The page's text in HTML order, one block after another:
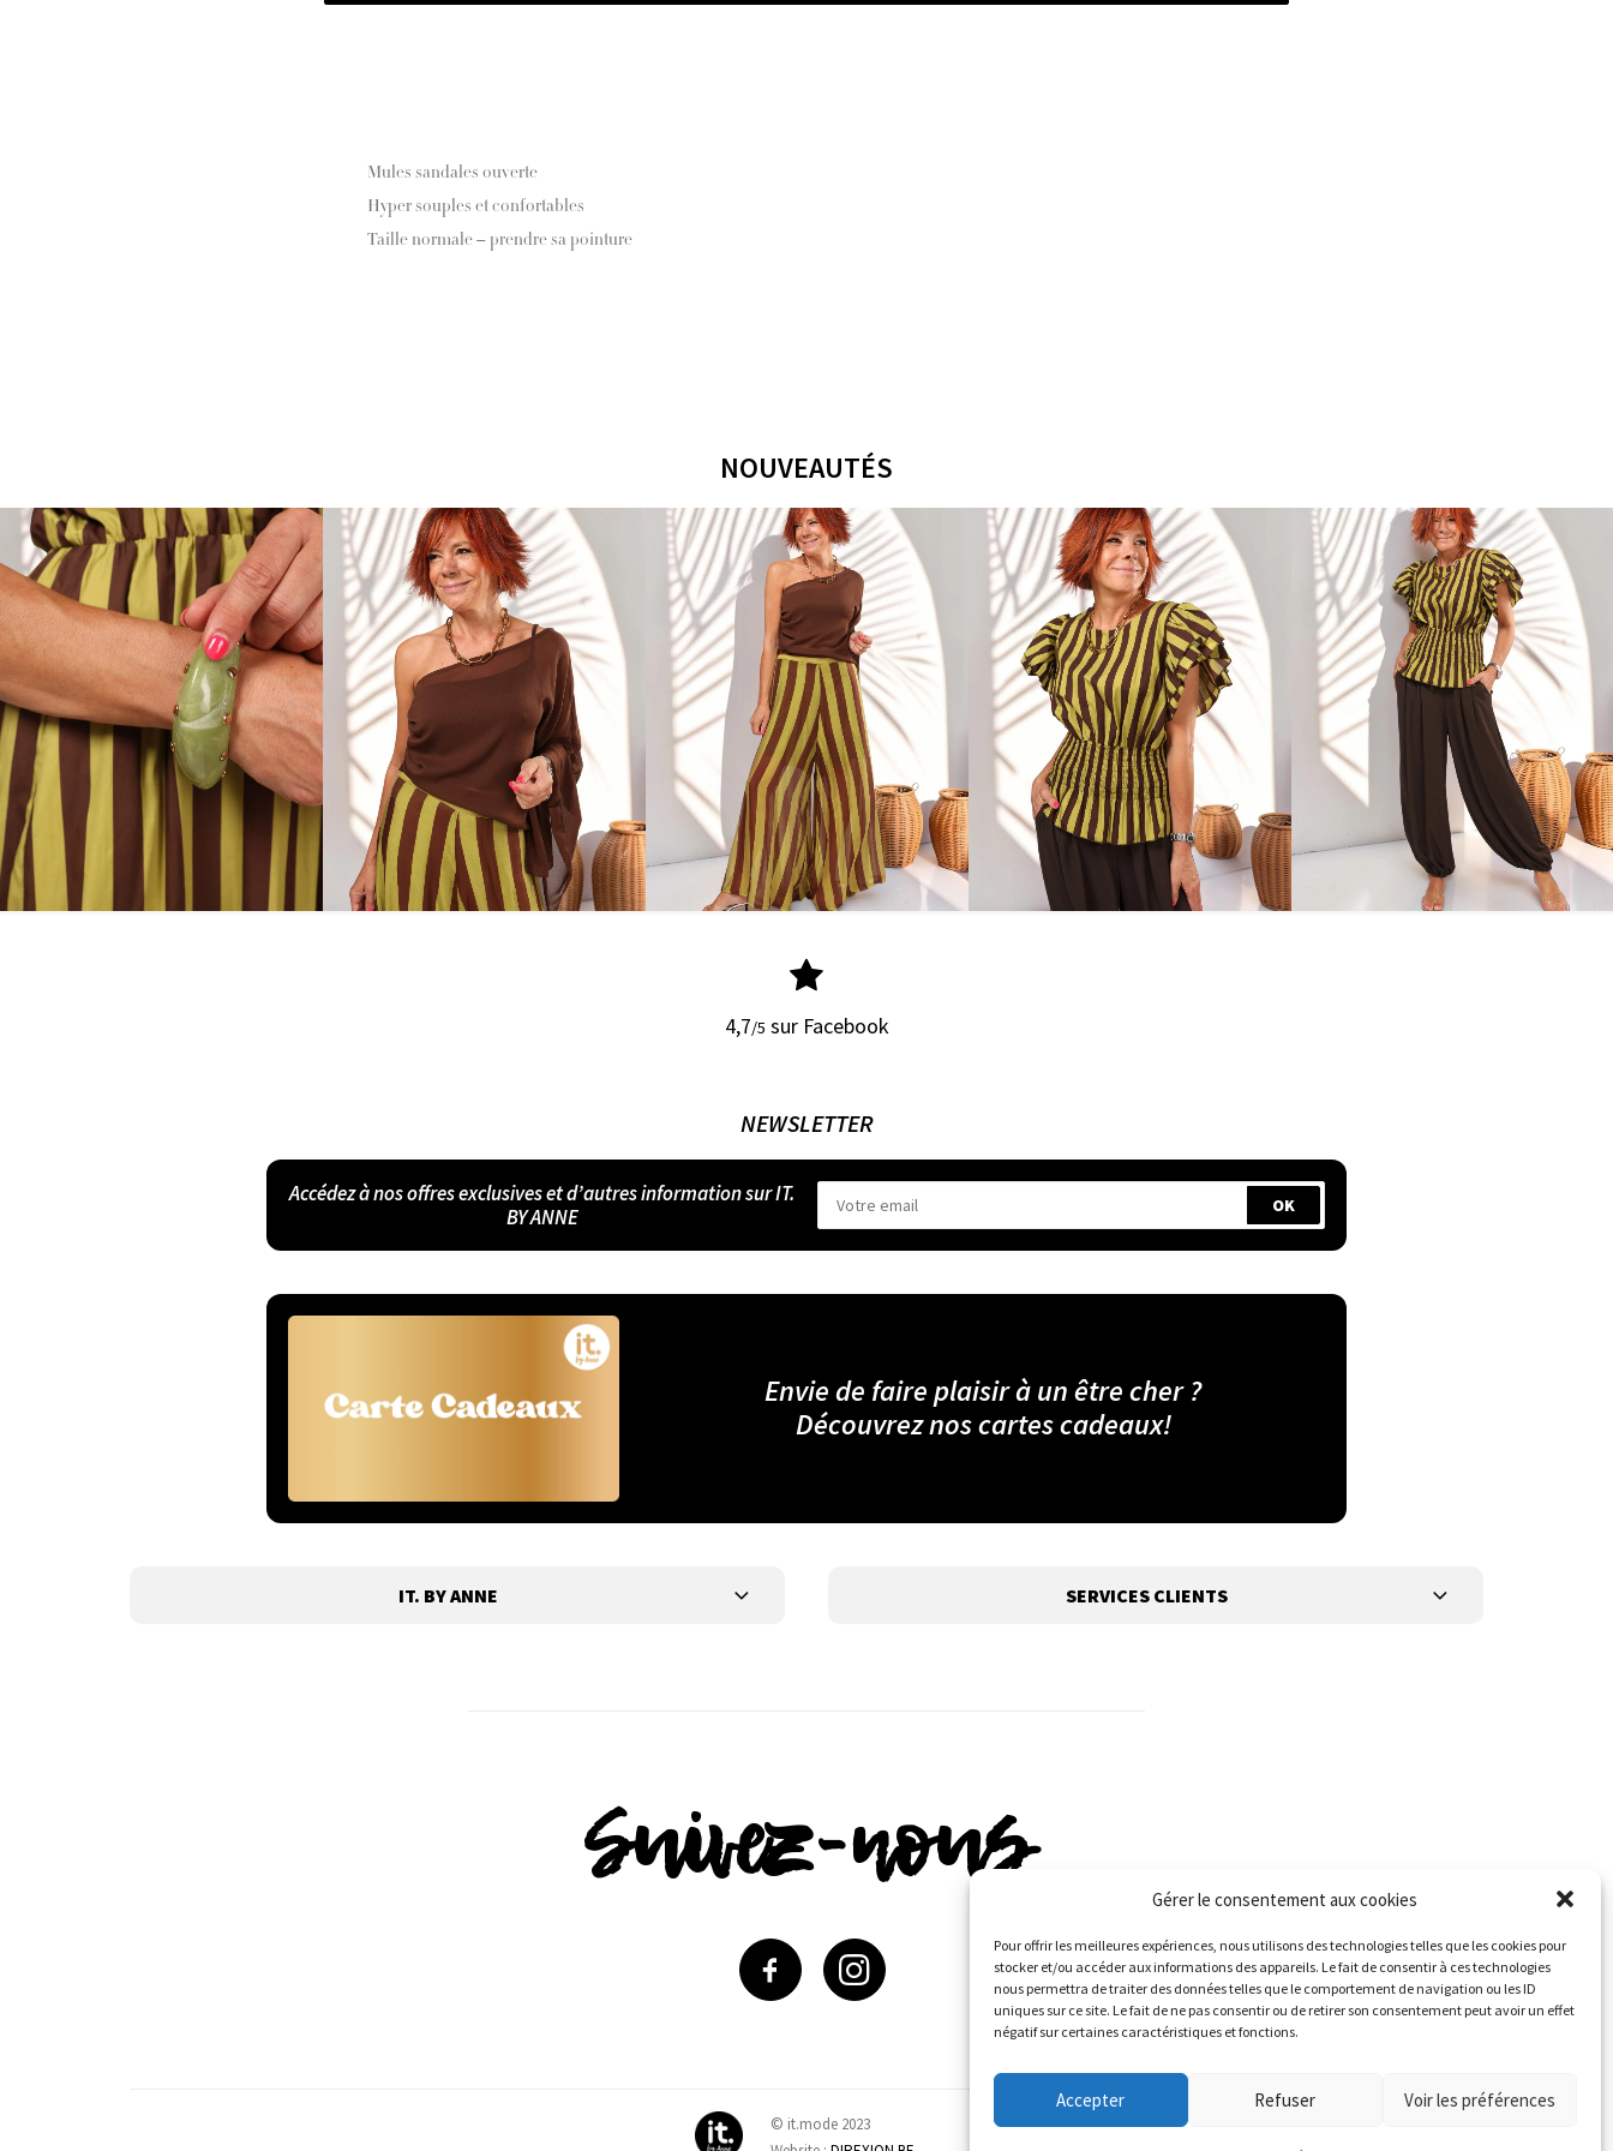
Gérer le consentement aux cookies
Pour offrir les meilleures expériences, nous utilisons des technologies telles que les cookies pour
stocker et/ou accéder aux informations des appareils. Le fait de consentir à ces technologies
nous permettra de traiter des données telles que le comportement de navigation ou les ID
uniques sur ce site. Le fait de ne pas consentir ou de retirer son consentement peut avoir un effet
négatif sur certaines caractéristiques et fonctions.
Accepter Refuser Voir les préférences
Mules sandales ouverte
Hyper souples et confortables
Taille normale – prendre sa pointure
NOUVEAUTÉS
Sold out
4,7/5 sur Facebook
NEWSLETTER
Accédez à nos offres exclusives et d’autres information sur IT.
BY ANNE
Envie de faire plaisir à un être cher ?
Découvrez nos cartes cadeaux!
IT. BY ANNE SERVICES CLIENTS
Suivez-nous
© it.mode 2023